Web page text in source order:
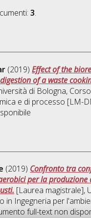
3.
(2019)Effect of the
of a waste
di Bologna,
e di processo [LM-
(2019) Confronto tra
per la
[Laurea magistrale],
in Ingegneria per
full-text non